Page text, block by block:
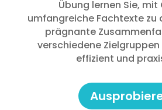
Übung lernen Sie, mit
umfangreiche Fachtexte zu
prägnante
verschiedene
effizient und